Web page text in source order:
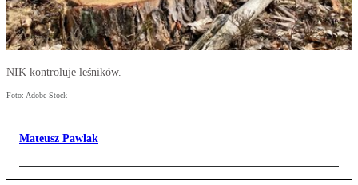
NIK kontroluje leśników.
Foto: Adobe Stock
Mateusz Pawlak